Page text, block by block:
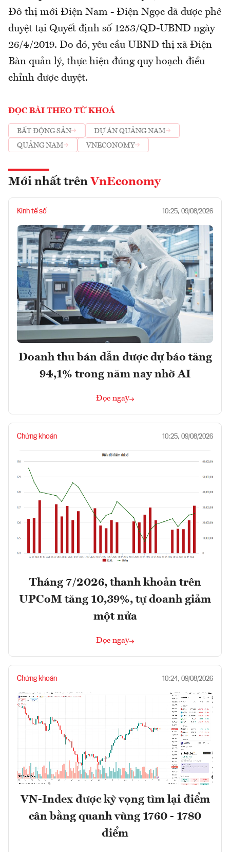
Đô thị mới Điện Nam - Điện Ngọc đã được phê
duyệt tại Quyết định số 1253/QĐ-UBND ngày
26/4/2019. Do đó, yêu cầu UBND thị xã Điện
Bàn quản lý, thực hiện đúng quy hoạch điều
chỉnh được duyệt.
ĐỌC BÀI THEO TỪ KHOÁ
BẤT ĐỘNG SẢN
DỰ ÁN QUẢNG NAM
QUẢNG NAM
VNECONOMY
Mới nhất trên VnEconomy
Kinh tế số 10:25, 09/08/2026
Doanh thu bán dẫn được dự báo tăng
94,1% trong năm nay nhờ AI
Đọc ngay
Chứng khoán 10:25, 09/08/2026
Tháng 7/2026, thanh khoản trên
UPCoM tăng 10,39%, tự doanh giảm
một nửa
Đọc ngay
Chứng khoán 10:24, 09/08/2026
VN-Index được kỳ vọng tìm lại điểm
cân bằng quanh vùng 1760 - 1780
điểm